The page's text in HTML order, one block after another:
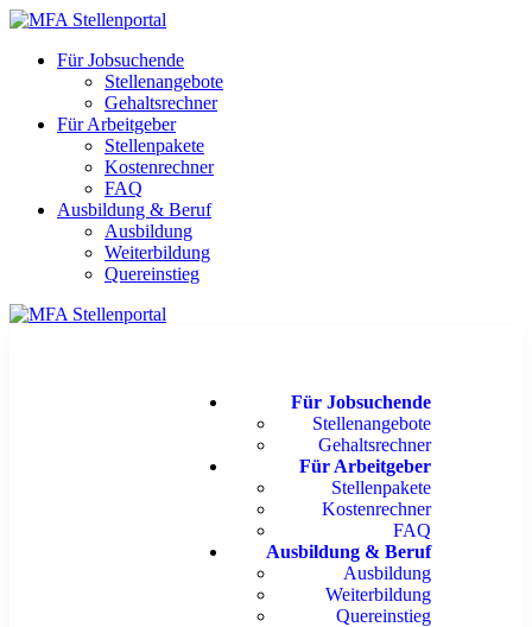
Für Jobsuchende
Stellenangebote
Gehaltsrechner
Für Arbeitgeber
Stellenpakete
Kostenrechner
FAQ
Ausbildung & Beruf
Ausbildung
Weiterbildung
Quereinstieg
Für Jobsuchende
Stellenangebote
Gehaltsrechner
Für Arbeitgeber
Stellenpakete
Kostenrechner
FAQ
Ausbildung & Beruf
Ausbildung
Weiterbildung
Quereinstieg